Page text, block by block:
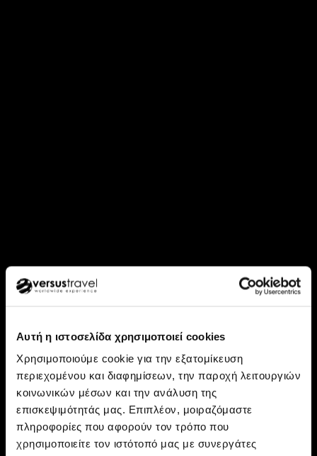
Αυτή η ιστοσελίδα χρησιμοποιεί cookies
Χρησιμοποιούμε cookie για την εξατομίκευση
περιεχομένου και διαφημίσεων, την παροχή λειτουργιών
κοινωνικών μέσων και την ανάλυση της
επισκεψιμότητάς μας. Επιπλέον, μοιραζόμαστε
πληροφορίες που αφορούν τον τρόπο που
χρησιμοποιείτε τον ιστότοπό μας με συνεργάτες
Ανακάλυψε: Ταϊλάνδη, Σιγκαπούρη
Τα διαμάντια της Ταϊλάνδης: